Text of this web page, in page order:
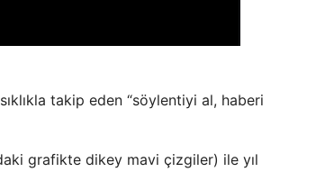
takip eden “söylentiyi al, haberi
grafikte dikey mavi çizgiler) ile yıl